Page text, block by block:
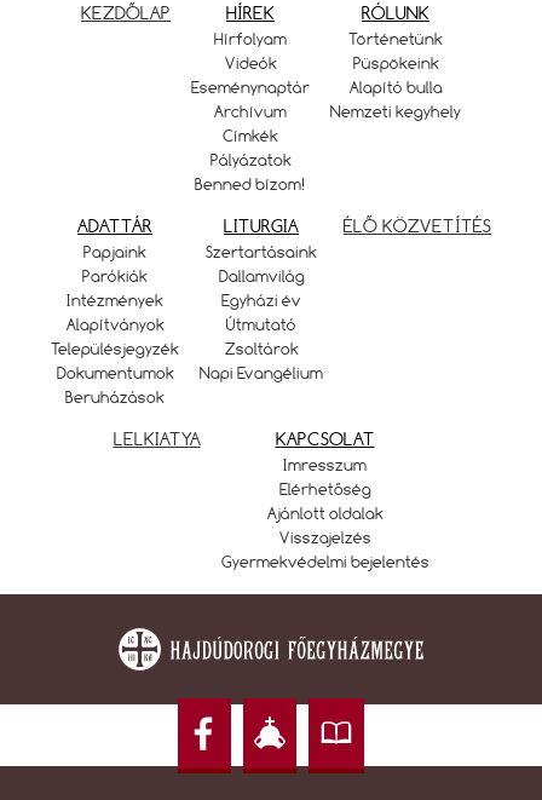
KEZDŐLAP HÍREK
Hírfolyam
Videók
Eseménynaptár
Archívum
Címkék
Pályázatok
Benned bízom!
RÓLUNK
Történetünk
Püspökeink
Alapító bulla
Nemzeti kegyhely
ADATTÁR
Papjaink
Parókiák
Intézmények
Alapítványok
Településjegyzék
Dokumentumok
Beruházások
LITURGIA
Szertartásaink
Dallamvilág
Egyházi év
Útmutató
Zsoltárok
Napi Evangélium
ÉLŐ KÖZVETÍTÉS
LELKIATYA KAPCSOLAT
Imresszum
Elérhetőség
Ajánlott oldalak
Visszajelzés
Gyermekvédelmi bejelentés